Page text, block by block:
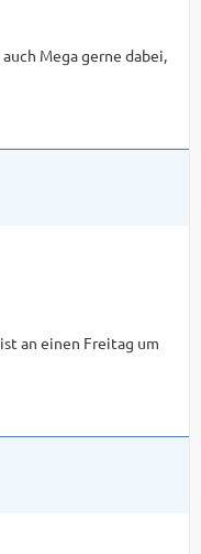
Mega gerne dabei,
an einen Freitag um